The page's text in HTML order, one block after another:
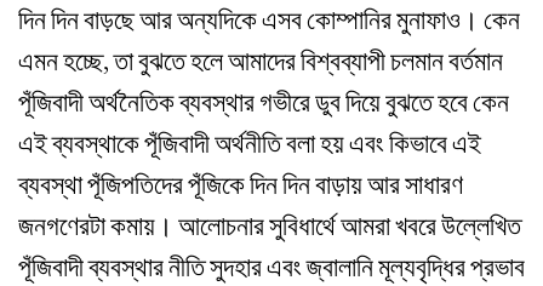
দিন দিন বাড়ছে আর অন্যদিকে এসব কোম্পানির মুনাফাও। কেন
এমন হচ্ছে, তা বুঝতে হলে আমাদের বিশ্বব্যাপী চলমান বর্তমান
পূঁজিবাদী অর্থনৈতিক ব্যবস্থার গভীরে ডুব দিয়ে বুঝতে হবে কেন
এই ব্যবস্থাকে পূঁজিবাদী অর্থনীতি বলা হয় এবং কিভাবে এই
ব্যবস্থা পূঁজিপতিদের পূঁজিকে দিন দিন বাড়ায় আর সাধারণ
জনগণেরটা কমায়। আলোচনার সুবিধার্থে আমরা খবরে উল্লেখিত
পূঁজিবাদী ব্যবস্থার নীতি সুদহার এবং জ্বালানি মূল্যবৃদ্ধির প্রভাব